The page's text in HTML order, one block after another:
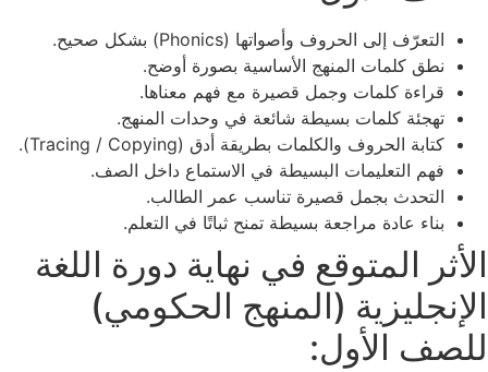
التعرّف إلى الحروف وأصواتها (Phonics) بشكل صحيح.
نطق كلمات المنهج الأساسية بصورة أوضح.
قراءة كلمات وجمل قصيرة مع فهم معناها.
تهجئة كلمات بسيطة شائعة في وحدات المنهج.
كتابة الحروف والكلمات بطريقة أدق (Tracing / Copying).
فهم التعليمات البسيطة في الاستماع داخل الصف.
التحدث بجمل قصيرة تناسب عمر الطالب.
بناء عادة مراجعة بسيطة تمنح ثباتًا في التعلم.
الأثر المتوقع في نهاية دورة اللغة
الإنجليزية (المنهج الحكومي)
للصف الأول: